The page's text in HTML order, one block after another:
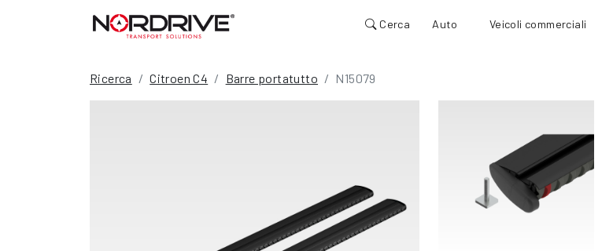
Cerca Auto Veicoli commerciali
Ricerca Citroen C4 Barre portatutto N15079